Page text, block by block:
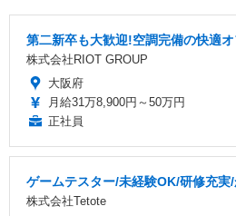
第二新卒も大歓迎!空調完備の快適
株式会社RIOT GROUP
大阪府
月給31万8,900円～50万円
正社員
ゲームテスター/未経験OK/研修充
株式会社Tetote